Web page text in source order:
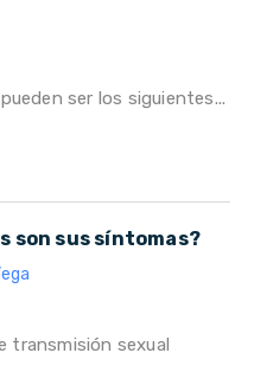
ser los siguientes...
son sus síntomas?
transmisión sexual